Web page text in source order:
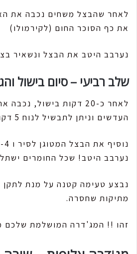
לאחר שהבצל משחים נכבה את
את כף הסוכר החום (לקירמולו)
נערבב היטב את הבצל ונשאיר
שלב רביעי – סיום בישול
לאחר כ-20 דקות בישול,
העדשים וניתן לתבשיל לנוח 5 דקות מכוסה.
נערבב היטב! שכל החומרים
נבצע טעימה קטנה על מנת לתקן
מתיקות שחסרה.
זהו !! המג'דרה המושלמת שלכם